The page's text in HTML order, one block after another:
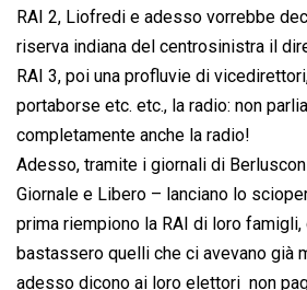
RAI 2, Liofredi e adesso vorrebbe
riserva indiana del centrosinistra il
RAI 3, poi una profluvie di
portaborse etc. etc., la radio: non
completamente anche la radio!
Adesso, tramite i giornali di
Giornale e Libero – lanciano lo
prima riempiono la RAI di loro famigli,
bastassero quelli che ci avevano già
adesso dicono ai loro elettori  non